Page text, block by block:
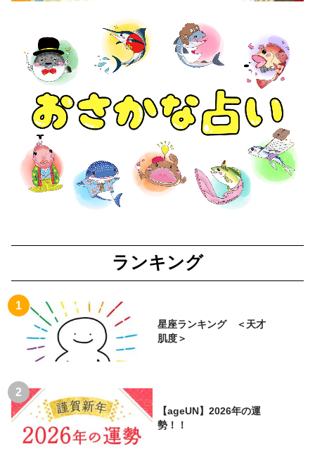
ランキング
星座ランキング ＜天才
肌度＞
【ageUN】2026年の運
勢！！